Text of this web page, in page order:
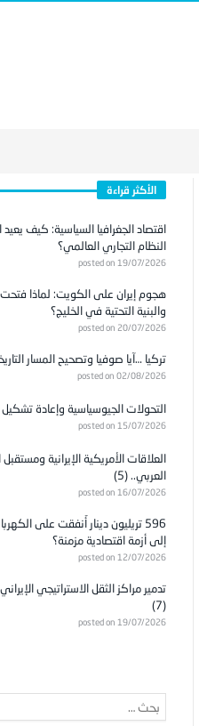
الأكثر قراءة
اقتصاد الجغرافيا السياسية: كيف
النظام التجاري العالمي؟
posted on 19/07/2026
هجوم إيران على الكويت: لماذا
والبنية التحتية في الخليج؟
posted on 20/07/2026
تركيا …آيا صوفيا وتصحيح المسار
posted on 02/08/2026
التحولات الجيوسياسية وإعادة تشكيل
posted on 15/07/2026
العلاقات الأمريكية الإيرانية
العربي.. (5)
posted on 16/07/2026
596 تريليون دينار أُنفقت على
إلى أزمة اقتصادية مزمنة؟
posted on 12/07/2026
تدمير مراكز الثقل الاستراتيجي
(7)
posted on 19/07/2026